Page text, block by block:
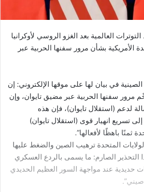
العالمية بعد الغزو الروسي لأوكرانيا
الأمريكية بشأن مرور سفنها الحربية عبر
في بيان لها على موقها الإلكتروني: إن
مرور سفنها الحربية عبر مضيق تايوان، وإن
لدعم (استقلال تايوان)، فإن هذه
تسريع انهيار قوى (استقلال تايوان)
ثمنًا باهظًا لأفعالها”.
المتحدة ترهيب الصين والضغط عليها
التحذير الصارم: ما يسمى بالردع العسكري
حديدية عند مواجهة السور العظيم الحديدي